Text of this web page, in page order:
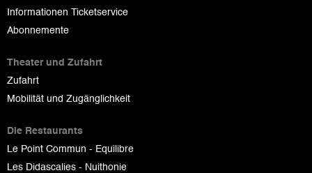
Informationen Ticketservice
Abonnemente
Theater und Zufahrt
Zufahrt
Mobilität und Zugänglichkeit
Die Restaurants
Le Point Commun - Equilibre
Les Didascalies - Nuithonie